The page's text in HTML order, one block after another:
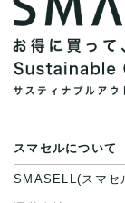
スマセルについて
SMASELL(スマセ